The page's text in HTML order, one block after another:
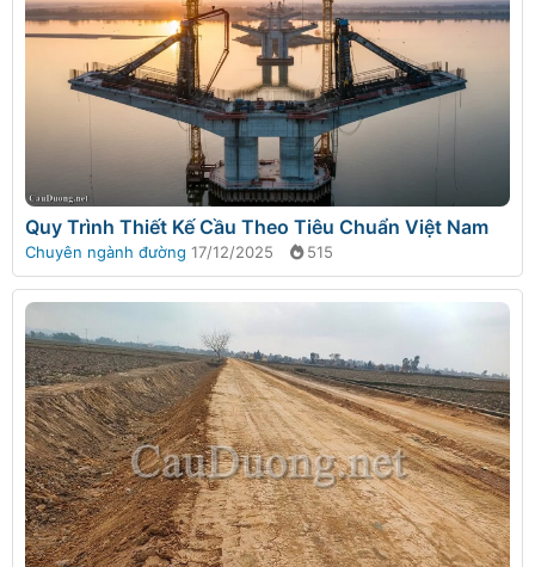
Quy Trình Thiết Kế Cầu Theo Tiêu Chuẩn Việt Nam
Chuyên ngành đường 17/12/2025 515